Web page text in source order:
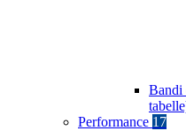
Bandi
Performance 17